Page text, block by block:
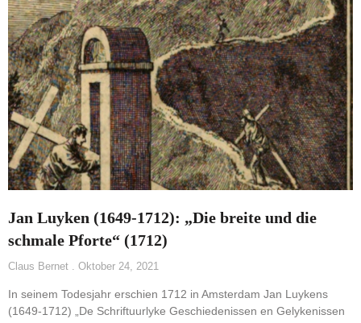
Jan Luyken (1649-1712): „Die breite und die
schmale Pforte“ (1712)
Claus Bernet Oktober 24, 2021
In seinem Todesjahr erschien 1712 in Amsterdam Jan Luykens
(1649-1712) „De Schriftuurlyke Geschiedenissen en Gelykenissen